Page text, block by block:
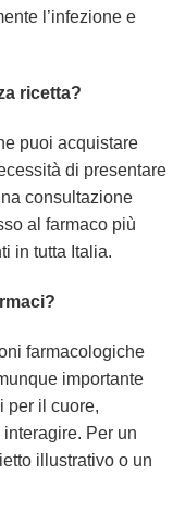
l’infezione e
ricetta?
puoi acquistare
di presentare
consultazione
al farmaco più
in tutta Italia.
farmacologiche
importante
per il cuore,
Per un
illustrativo o un